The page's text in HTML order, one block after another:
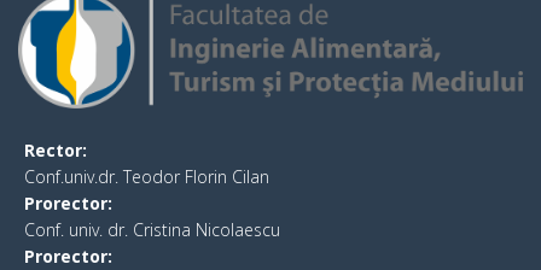
Rector:
Conf.univ.dr. Teodor Florin Cilan
Prorector:
Conf. univ. dr. Cristina Nicolaescu
Prorector: